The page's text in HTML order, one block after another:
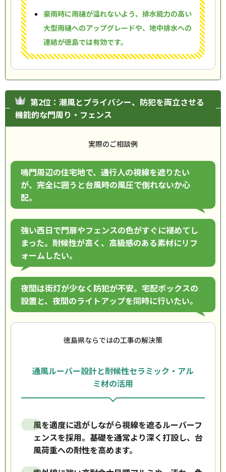
豪雨時に雨樋が溢れないよう、排水能力の高い
大型雨樋へのアップグレードや、地中排水への
連結が徳島では有効です。
第2位：潮風とプライバシー、防犯を両立させる
機能的な門周り・フェンス
実際のご相談例
鳴門周辺の住宅地で、通行人の視線を遮りたい
が、完全に囲うと台風時の風圧で倒れないか心
配。
強い西日で門扉やフェンスの色がすぐに褪めてし
まった。耐候性が高く、高級感のある素材にリフ
ォームしたい。
夜間は街灯が少なく防犯が不安。宅配ボックスの
設置と、夜間のライトアップを同時に行いたい。
徳島県ならではの工事の解決策
通風ルーバー設計と耐候性セラミック・アル
ミ材の活用
風を適度に逃がしながら視線を遮るルーバーフ
ェンスを採用。基礎を通常より深く打設し、台
風荷重への耐性を高めます。